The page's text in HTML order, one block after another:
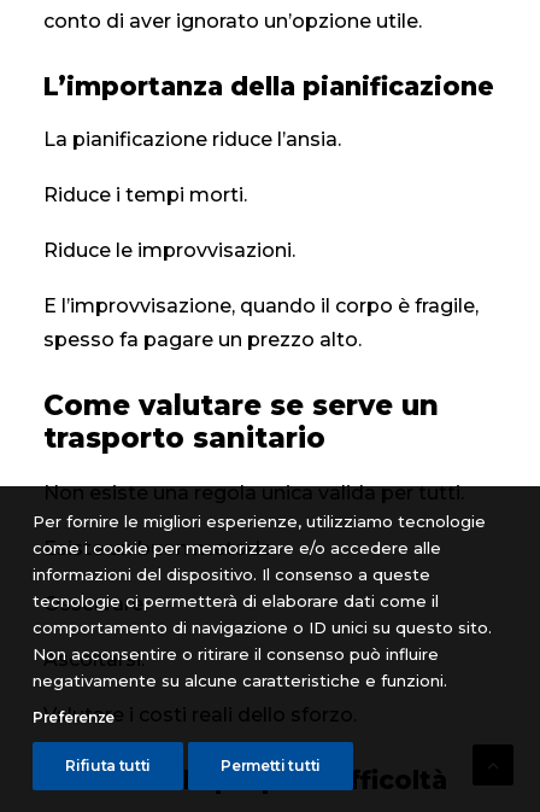
conto di aver ignorato un’opzione utile.
L’importanza della pianificazione
La pianificazione riduce l’ansia.
Riduce i tempi morti.
Riduce le improvvisazioni.
E l’improvvisazione, quando il corpo è fragile,
spesso fa pagare un prezzo alto.
Come valutare se serve un
trasporto sanitario
Non esiste una regola unica valida per tutti.
Esiste un buon metodo.
Osservare.
Ascoltarsi.
Valutare i costi reali dello sforzo.
Ascoltare le proprie difficoltà
Per fornire le migliori esperienze, utilizziamo tecnologie
come i cookie per memorizzare e/o accedere alle
informazioni del dispositivo. Il consenso a queste
tecnologie ci permetterà di elaborare dati come il
comportamento di navigazione o ID unici su questo sito.
Non acconsentire o ritirare il consenso può influire
negativamente su alcune caratteristiche e funzioni.
Preferenze
Rifiuta tutti Permetti tutti